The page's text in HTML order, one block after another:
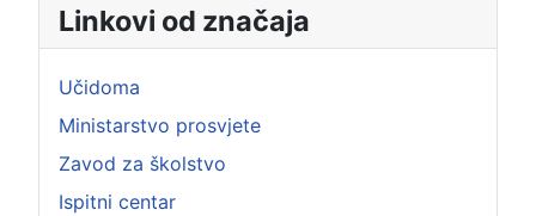
Linkovi od značaja
Učidoma
Ministarstvo prosvjete
Zavod za školstvo
Ispitni centar